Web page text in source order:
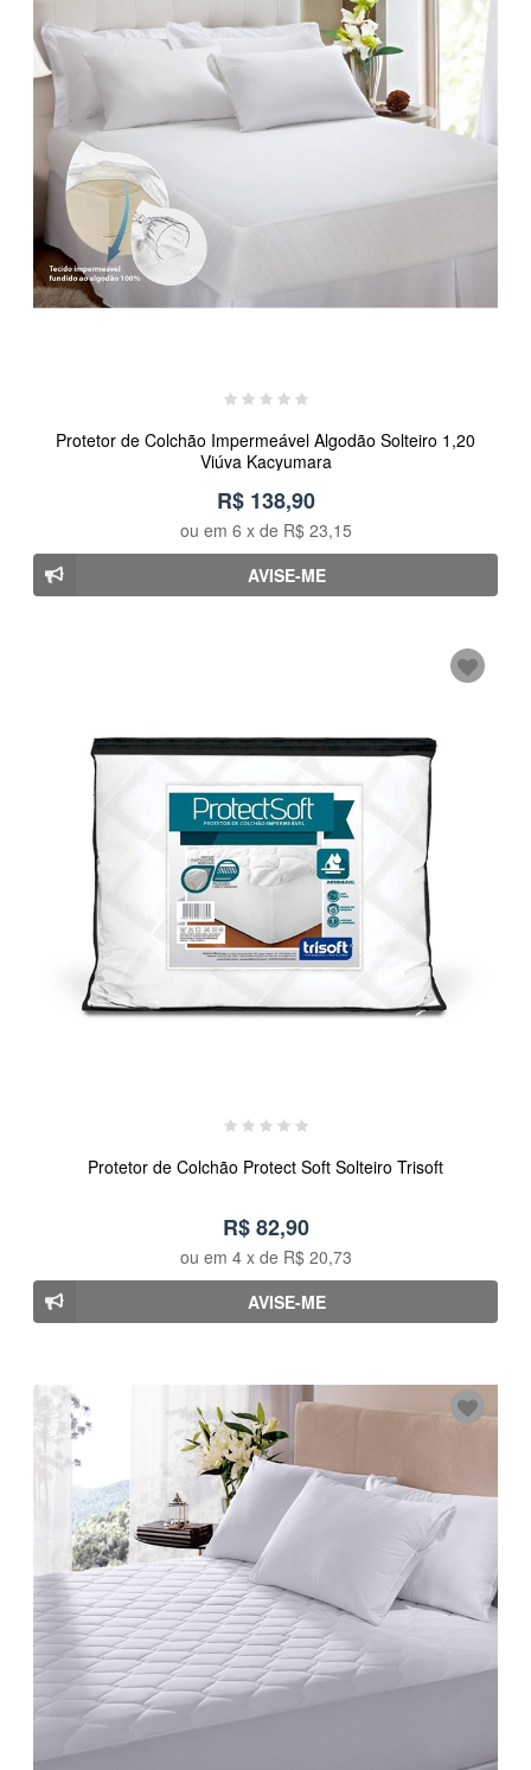
Protetor de Colchão Impermeável Algodão Solteiro 1,20
Viúva Kacyumara
R$ 138,90
ou em 6 x de R$ 23,15
AVISE-ME
Protetor de Colchão Protect Soft Solteiro Trisoft
R$ 82,90
ou em 4x de R$ 20,73
AVISE-ME